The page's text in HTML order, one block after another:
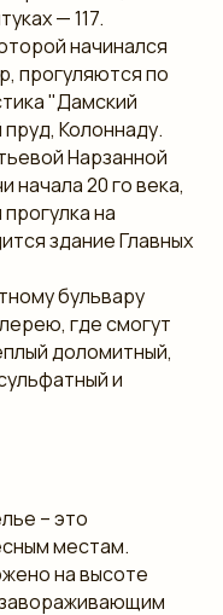
— 117.
начинался
прогуляются по
"Дамский
Колоннаду.
Нарзанной
начала 20 го века,
на
здание Главных
бульвару
где смогут
доломитный,
и
– это
местам.
на высоте